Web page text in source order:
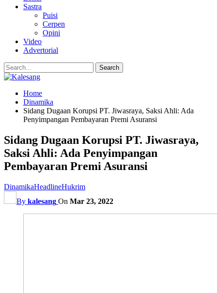
Sastra
Puisi
Cerpen
Opini
Video
Advertorial
Home
Dinamika
Sidang Dugaan Korupsi PT. Jiwasraya, Saksi Ahli: Ada
Penyimpangan Pembayaran Premi Asuransi
Sidang Dugaan Korupsi PT. Jiwasraya,
Saksi Ahli: Ada Penyimpangan
Pembayaran Premi Asuransi
DinamikaHeadlineHukrim
By kalesang On Mar 23, 2022